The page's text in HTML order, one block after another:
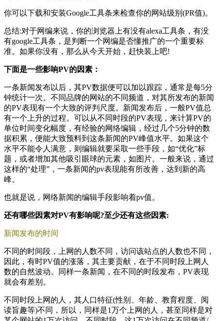
你可以下载和安装Google工具条来检查你的网站级别(PR值)。
总结:对于网编来说，你的浏览器上有没有alexa工具条，有没
有google工具条，是判断一个网编是否懂推广的一个重要标
准。如果你没有，那么从今天开始，赶快装上吧!
下面是一些影响PV的因素：
一条新闻发布以后，其PV数据便可以加以跟踪，通常是每5分
钟统计一次。不同品牌的网站的不同频道，对其所发布的新闻
的PV表现有一个大致的评判尺度。新闻发布后，一般PV值总
有一个上升的过程。可以从不同时段的PV表现，来计算PV的
单位时间变化幅度，有经验的网络编辑，经过几个5分钟的数
据积累，便能大致预料到这条新闻的PV峰值水平。如果这个
水平不能令人满意，则编辑就要采取一些手段，如“优化”标
题，或者增加其他吸引眼球的元素，如图片。一般来说，通过
这样的“处理”，一条新闻的pv表现能有所改善，达到新的高
峰。
也就是说，网络新闻的编辑手段影响着pv值。
还有哪些因素对PV有影响呢?至少还有这些因素:
新闻发布的时间
不同的时间段，上网的人数不同，访问该站点的人数也不同，
因此，有时PV值的涨落，其主要贡献，在于不同时段上网人
数的自然波动。同样一条新闻，在不同的时段发布，PV表现
就会有差别。
不同时段上网的人，其人口特征(性别、年龄、教育程度、阅
读旨趣等)不同，所以，同样是1万个上网的人，甚至同样是对